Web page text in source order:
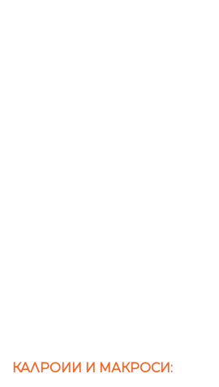
КАЛРОИИ И МАКРОСИ: